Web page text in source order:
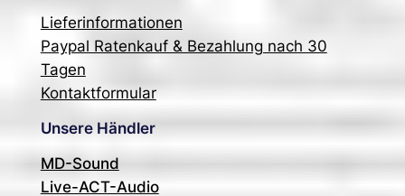
Lieferinformationen
Paypal Ratenkauf & Bezahlung nach 30
Tagen
Kontaktformular
Unsere Händler
MD-Sound
Live-ACT-Audio